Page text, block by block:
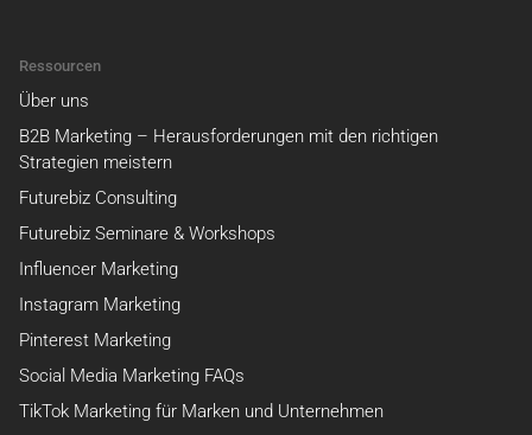
Ressourcen
Über uns
B2B Marketing – Herausforderungen mit den richtigen
Strategien meistern
Futurebiz Consulting
Futurebiz Seminare & Workshops
Influencer Marketing
Instagram Marketing
Pinterest Marketing
Social Media Marketing FAQs
TikTok Marketing für Marken und Unternehmen